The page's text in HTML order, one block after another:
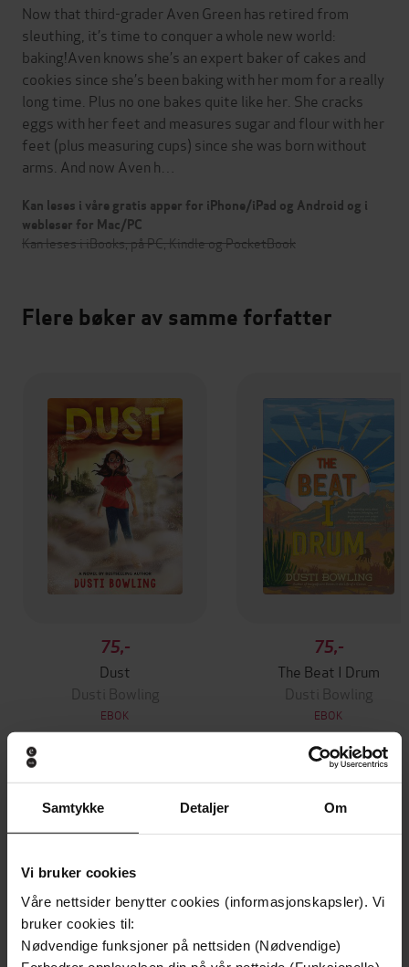
Samtykke Detaljer Om
Vi bruker cookies
Våre nettsider benytter cookies (informasjonskapsler). Vi
bruker cookies til:
Nødvendige funksjoner på nettsiden (Nødvendige)
Now that third-grader Aven Green has retired from
sleuthing, it’s time to conquer a whole new world:
baking!Aven knows she’s an expert baker of cakes and
cookies since she’s been baking with her mom for a really
long time. Plus no one bakes quite like her. She cracks
eggs with her feet and measures sugar and flour with her
feet (plus measuring cups) since she was born without
arms. And now Aven h…
Kan leses i våre gratis apper for iPhone/iPad og Android og i
webleser for Mac/PC
Kan leses i iBooks, på PC, Kindle og PocketBook
Flere bøker av samme forfatter
75,-
Dust
Dusti Bowling
EBOK
75,-
The Beat I Drum
Dusti Bowling
EBOK
Andre har også kjøpt
Vinner av Rivertonprisen